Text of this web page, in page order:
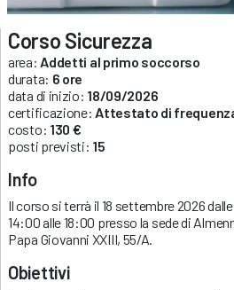
Corso Sicurezza
area: Addetti al primo soccorso
durata: 6 ore
data di inizio: 18/09/2026
certificazione: Attestato di
costo: 130 €
posti previsti: 15
Info
Il corso si terrà il 18 settembre 2026 dalle
14:00 alle 18:00 presso la sede di
Papa Giovanni XXIII, 55/A.
Obiettivi